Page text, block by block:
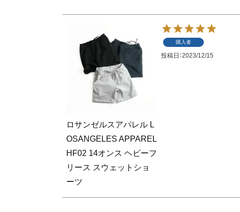
ロサンゼルスアパレル L
OSANGELES APPAREL
HF02 14オンス ヘビーフ
リース スウェットショ
ーツ
購入者
投稿日 2023/12/15